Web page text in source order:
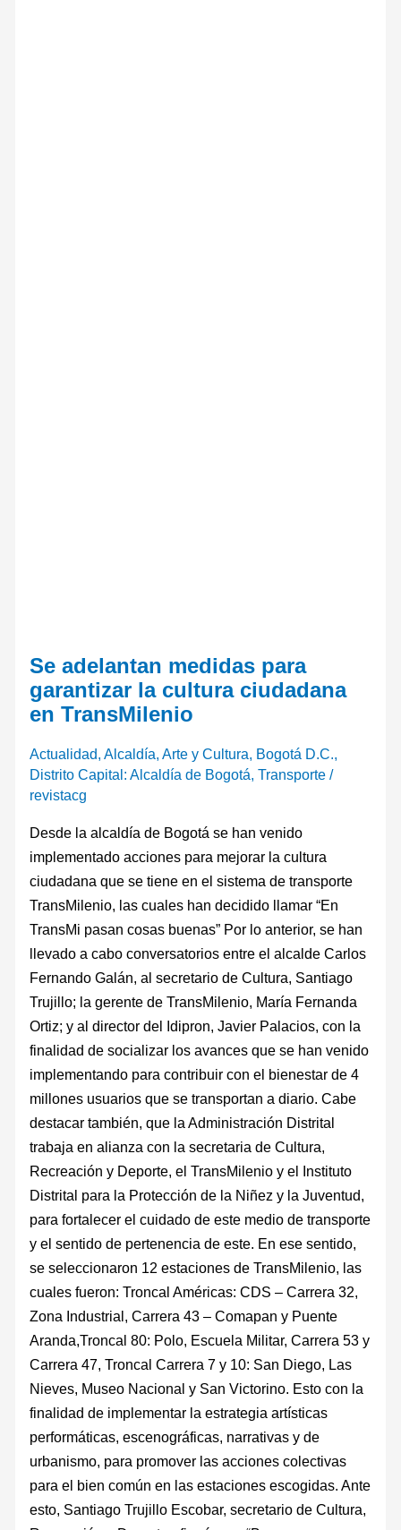
Se adelantan medidas para
garantizar la cultura ciudadana
en TransMilenio
Actualidad,Alcaldía,Arte y Cultura, Bogotá D.C.,
Distrito Capital: Alcaldía de Bogotá,Transporte /
revistacg
Desde la alcaldía de Bogotá se han venido
implementado acciones para mejorar la cultura
ciudadana que se tiene en el sistema de transporte
TransMilenio, las cuales han decidido llamar “En
TransMi pasan cosas buenas” Por lo anterior, se han
llevado a cabo conversatorios entre el alcalde Carlos
Fernando Galán, al secretario de Cultura, Santiago
Trujillo; la gerente de TransMilenio, María Fernanda
Ortiz; y al director del Idipron, Javier Palacios, con la
finalidad de socializar los avances que se han venido
implementando para contribuir con el bienestar de 4
millones usuarios que se transportan a diario. Cabe
destacar también, que la Administración Distrital
trabaja en alianza con la secretaria de Cultura,
Recreación y Deporte, el TransMilenio y el Instituto
Distrital para la Protección de la Niñez y la Juventud,
para fortalecer el cuidado de este medio de transporte
y el sentido de pertenencia de este. En ese sentido,
se seleccionaron 12 estaciones de TransMilenio, las
cuales fueron: Troncal Américas: CDS – Carrera 32,
Zona Industrial, Carrera 43 – Comapan y Puente
Aranda,Troncal 80: Polo, Escuela Militar, Carrera 53 y
Carrera 47, Troncal Carrera 7 y 10: San Diego, Las
Nieves, Museo Nacional y San Victorino. Esto con la
finalidad de implementar la estrategia artísticas
performáticas, escenográficas, narrativas y de
urbanismo, para promover las acciones colectivas
para el bien común en las estaciones escogidas. Ante
esto, Santiago Trujillo Escobar, secretario de Cultura,